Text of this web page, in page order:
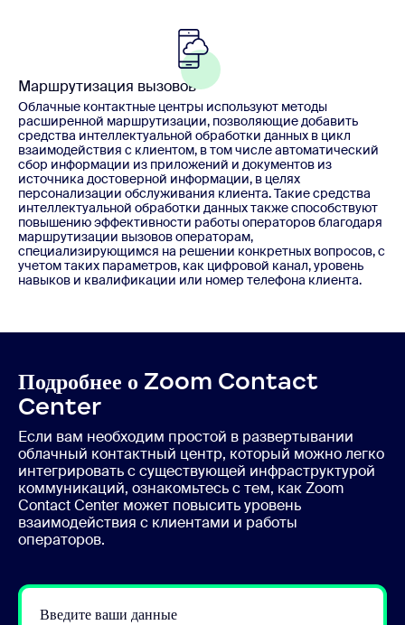
Маршрутизация вызовов
Облачные контактные центры используют методы
расширенной маршрутизации, позволяющие добавить
средства интеллектуальной обработки данных в цикл
взаимодействия с клиентом, в том числе автоматический
сбор информации из приложений и документов из
источника достоверной информации, в целях
персонализации обслуживания клиента. Такие средства
интеллектуальной обработки данных также способствуют
повышению эффективности работы операторов благодаря
маршрутизации вызовов операторам,
специализирующимся на решении конкретных вопросов, с
учетом таких параметров, как цифровой канал, уровень
навыков и квалификации или номер телефона клиента.
Подробнее о Zoom Contact
Center
Если вам необходим простой в развертывании
облачный контактный центр, который можно легко
интегрировать с существующей инфраструктурой
коммуникаций, ознакомьтесь с тем, как Zoom
Contact Center может повысить уровень
взаимодействия с клиентами и работы
операторов.
Введите ваши данные